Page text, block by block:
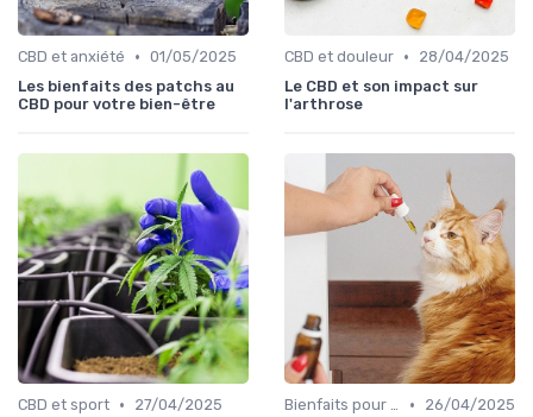
CBD et anxiété • 01/05/2025
Les bienfaits des patchs au
CBD pour votre bien-être
CBD et douleur •
28/04/2025
Le CBD et son impact sur
l'arthrose
CBD et sport •
27/04/2025
Bienfaits pour la santé •
26/04/2025